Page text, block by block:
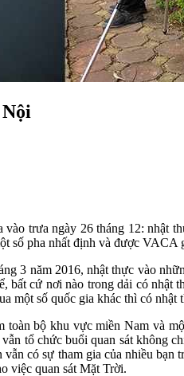
trưa ngày 26 tháng 12:
số pha nhất định và được VACA
3 năm 2016, nhật thực vào
cứ nơi nào trong dải có
một số quốc gia khác thì có nhật
bộ khu vực miền Nam và
tổ chức buổi quan sát không
có sự tham gia của nhiều
việc quan sát Mặt Trời.